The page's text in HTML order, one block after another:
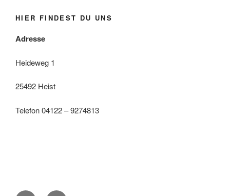
HIER FINDEST DU UNS
Adresse
Heideweg 1
25492 Heist
Telefon 04122 – 9274813